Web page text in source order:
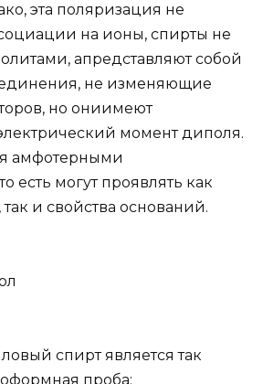
эта поляризация не
на ионы, спирты не
апредставляют собой
не изменяющие
но ониимеют
момент диполя.
амфотерными
есть могут проявлять как
так и свойства оснований.
спирт является так
проба: